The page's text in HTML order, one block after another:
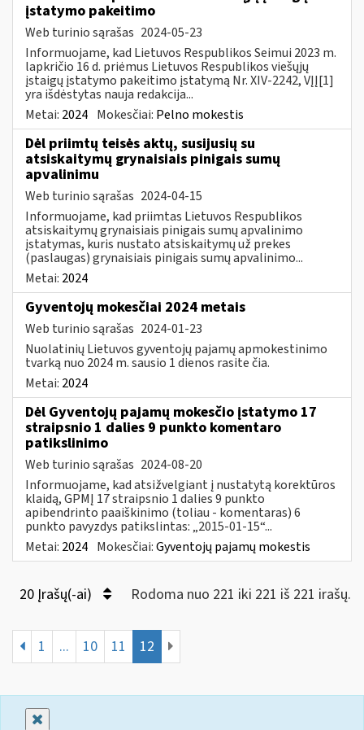
įstatymo pakeitimo
Web turinio sąrašas 2024-05-23
Informuojame, kad Lietuvos Respublikos Seimui 2023 m.
lapkričio 16 d. priėmus Lietuvos Respublikos viešųjų
įstaigų įstatymo pakeitimo įstatymą Nr. XIV-2242, VĮĮ[1]
yra išdėstytas nauja redakcija...
Metai: 2024 Mokesčiai: Pelno mokestis
Dėl priimtų teisės aktų, susijusių su
atsiskaitymų grynaisiais pinigais sumų
apvalinimu
Web turinio sąrašas 2024-04-15
Informuojame, kad priimtas Lietuvos Respublikos
atsiskaitymų grynaisiais pinigais sumų apvalinimo
įstatymas, kuris nustato atsiskaitymų už prekes
(paslaugas) grynaisiais pinigais sumų apvalinimo...
Metai: 2024
Gyventojų mokesčiai 2024 metais
Web turinio sąrašas 2024-01-23
Nuolatinių Lietuvos gyventojų pajamų apmokestinimo
tvarką nuo 2024 m. sausio 1 dienos rasite čia.
Metai: 2024
Dėl Gyventojų pajamų mokesčio įstatymo 17
straipsnio 1 dalies 9 punkto komentaro
patikslinimo
Web turinio sąrašas 2024-08-20
Informuojame, kad atsižvelgiant į nustatytą korektūros
klaidą, GPMĮ 17 straipsnio 1 dalies 9 punkto
apibendrinto paaiškinimo (toliau - komentaras) 6
punkto pavyzdys patikslintas: „2015-01-15“...
Metai: 2024 Mokesčiai:Gyventojų pajamų mokestis
20 Įrašų(-ai) Rodoma nuo 221 iki 221 iš 221 irašų.
1 ... 10 11 12